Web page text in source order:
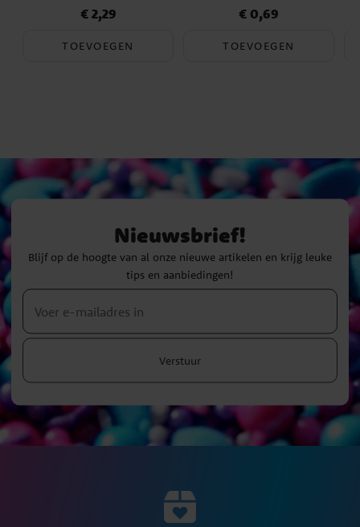
Prijs :€ 2,29
€ 2,29
TOEVOEGEN
Prijs :€ 0,69
€ 0,69
TOEVOEGEN
Nieuwsbrief!
Blijf op de hoogte van al onze nieuwe artikelen en krijg leuke
tips en aanbiedingen!
Verstuur